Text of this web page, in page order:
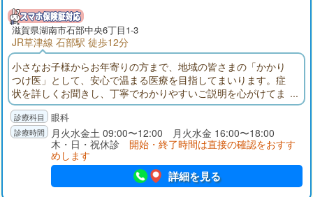
滋賀県湖南市石部中央6丁目1-3
JR草津線 石部駅 徒歩12分
小さなお子様からお年寄りの方まで、地域の皆さまの「かかり
つけ医」として、安心で温まる医療を目指してまいります。症
状を詳しくお聞きし、丁寧でわかりやすいご説明を心がけてま
いります。目について少しでも気になる事がありましたら、お
気軽にご来院、ご相談ください。
眼科
月火水金土 09:00〜12:00 月火水金 16:00〜18:00
木・日・祝休診 開始・終了時間は直接の確認をおすす
めします
詳細を見る